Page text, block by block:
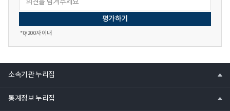
*0/200자 이내
소속기관 누리집
통계정보 누리집